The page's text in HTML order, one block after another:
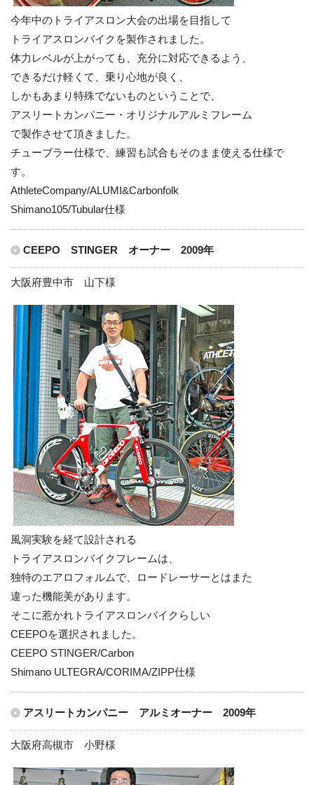
今年中のトライアスロン大会の出場を目指して
トライアスロンバイクを製作されました。
体力レベルが上がっても、充分に対応できるよう、
できるだけ軽くて、乗り心地が良く、
しかもあまり特殊でないものということで、
アスリートカンパニー・オリジナルアルミフレーム
で製作させて頂きました。
チューブラー仕様で、練習も試合もそのまま使える仕様で
す。
AthleteCompany/ALUMI&Carbonfolk
Shimano105/Tubular仕様
CEEPO STINGER オーナー 2009年
大阪府豊中市 山下様
風洞実験を経て設計される
トライアスロンバイクフレームは、
独特のエアロフォルムで、ロードレーサーとはまた
違った機能美があります。
そこに惹かれトライアスロンバイクらしい
CEEPOを選択されました。
CEEPO STINGER/Carbon
Shimano ULTEGRA/CORIMA/ZIPP仕様
アスリートカンパニー アルミオーナー 2009年
大阪府高槻市 小野様